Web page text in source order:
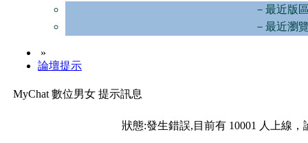
－最近版
－最近瀏
»
論壇提示
MyChat 數位男女 提示訊息
狀態:發生錯誤,目前有 10001 人上線